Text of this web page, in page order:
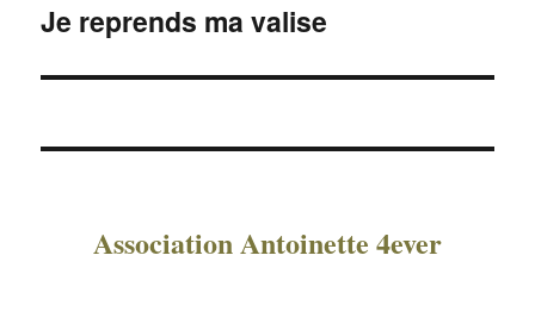
Publication
Je reprends ma valise
Association Antoinette 4ever